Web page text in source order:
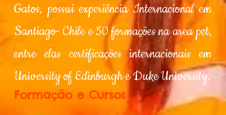
Gatos, possui experiência Internacional em
Santiago- Chile e50 formações na area pet,
entre elas certificações internacionais em
University of Edinburgh e Duke University.
Formação e Cursos